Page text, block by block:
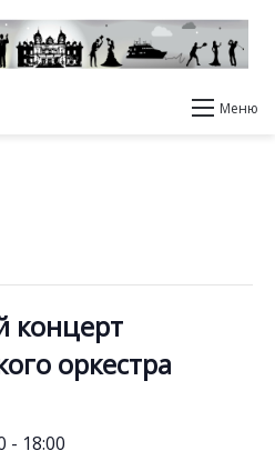
Меню
концерт
оркестра
- 18:00